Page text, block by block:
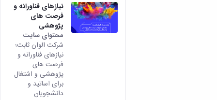
نیازهای فناورانه و
فرصت های
پژوهشی
محتوای سایت
شرکت الوان ثابت؛
نیازهای فناورانه و
فرصت های
پژوهشی و اشتغال
برای اساتید و
دانشجویان